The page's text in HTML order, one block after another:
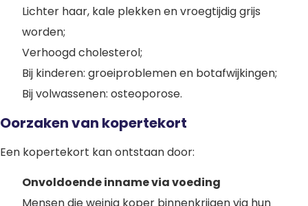
Lichter haar, kale plekken en vroegtijdig grijs
worden;
Verhoogd cholesterol;
Bij kinderen: groeiproblemen en botafwijkingen;
Bij volwassenen: osteoporose.
Oorzaken van kopertekort
Een kopertekort kan ontstaan door:
Onvoldoende inname via voeding